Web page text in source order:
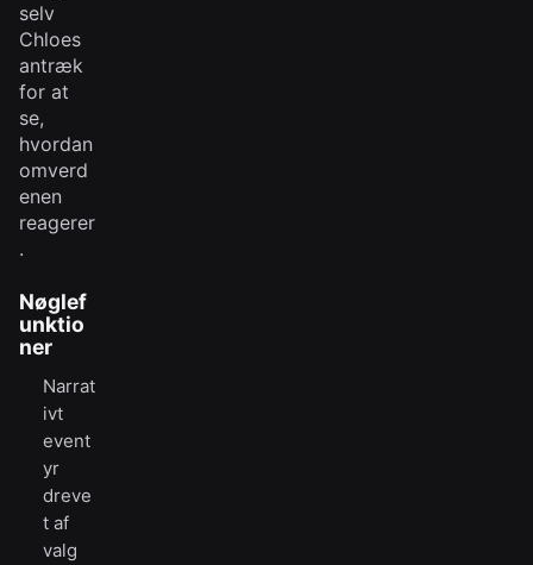
selv
Chloes
antræk
for at
se,
hvordan
omverd
enen
reagerer
.
Nøglef
unktio
ner
Narrat
ivt
event
yr
dreve
t af
valg